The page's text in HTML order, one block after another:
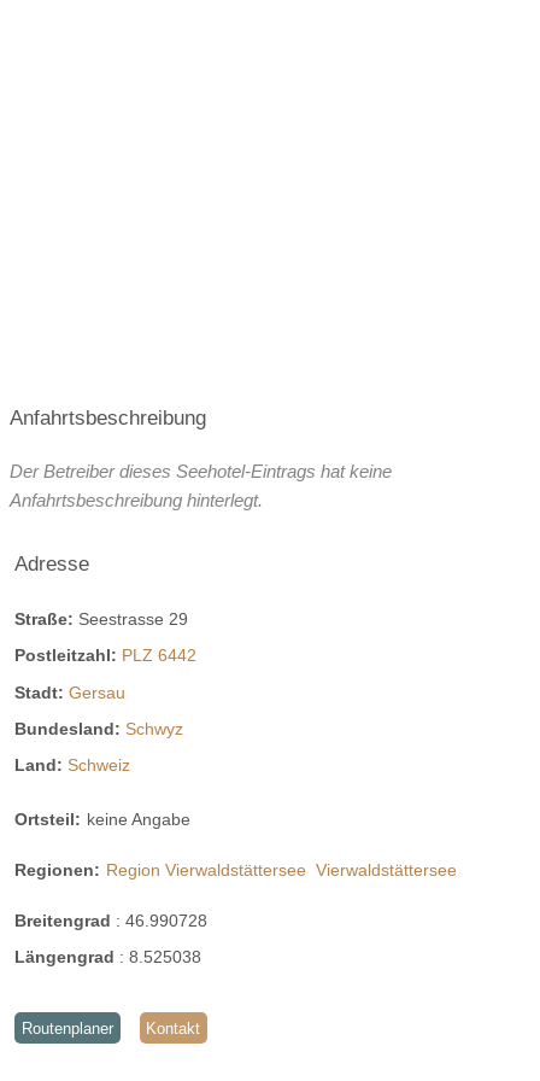
Anfahrtsbeschreibung
Der Betreiber dieses Seehotel-Eintrags hat keine
Anfahrtsbeschreibung hinterlegt.
Adresse
Straße: Seestrasse 29
Postleitzahl: PLZ 6442
Stadt: Gersau
Bundesland: Schwyz
Land: Schweiz
Ortsteil: keine Angabe
Regionen: Region Vierwaldstättersee Vierwaldstättersee
Breitengrad : 46.990728
Längengrad : 8.525038
Routenplaner Kontakt